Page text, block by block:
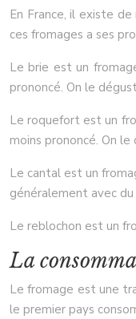
En France, il existe
ces fromages a ses
Le brie est un
prononcé. On le
Le roquefort est un
moins prononcé. On
Le cantal est un
généralement avec
Le reblochon est un
La
Le fromage est une
le premier pays